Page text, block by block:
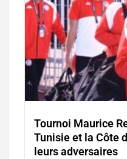
Tournoi Maurice
Tunisie et la Côte
leurs adversaires